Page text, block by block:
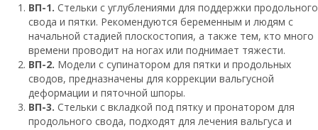
ВП-1. Стельки с углублениями для поддержки продольного
свода и пятки. Рекомендуются беременным и людям с
начальной стадией плоскостопия, а также тем, кто много
времени проводит на ногах или поднимает тяжести.
ВП-2. Модели с супинатором для пятки и продольных
сводов, предназначены для коррекции вальгусной
деформации и пяточной шпоры.
ВП-3. Стельки с вкладкой под пятку и пронатором для
продольного свода, подходят для лечения вальгуса и